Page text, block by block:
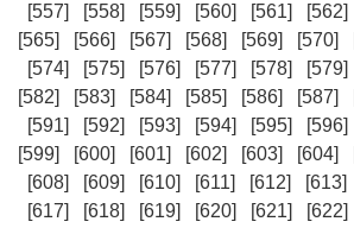
[557]
[558] [559] [560] [561] [562]
[565]
[566] [567] [568] [569] [570]
[574]
[575] [576] [577] [578] [579]
[582]
[583] [584] [585] [586] [587]
[591]
[592] [593] [594] [595] [596]
[599]
[600] [601] [602] [603] [604]
[608]
[609] [610] [611] [612] [613]
[617]
[618] [619] [620] [621] [622]